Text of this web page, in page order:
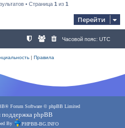
• Страница 1 из 1
Перейти
Часовой пояс: UTC
| Правила
® Forum Software © phpBB Limited
поддержка phpBB
By PHPBB-BG.INFO